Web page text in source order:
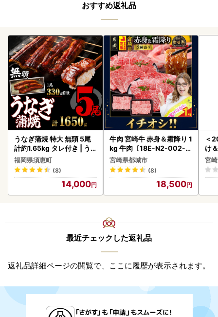
おすすめ返礼品
うなぎ蒲焼 特大 無頭 5尾
計約1.65kg タレ付き | う
なぎ蒲焼
福岡県須恵町
(8)
14,000
牛肉 宮崎牛 赤身＆霜降り 1
kg 牛肉〔18E-N2-002-1
kg-S4A6-CF〕
宮崎県都城市
(8)
18,500
＜
け
も
-
宮
最近チェックした返礼品
返礼品詳細ページの閲覧で、ここに履歴が表示されます。